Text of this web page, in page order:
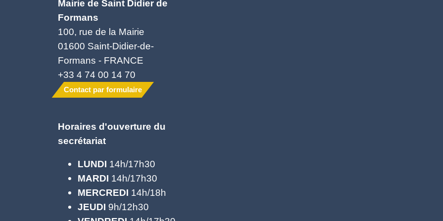
Mairie de Saint Didier de
Formans
100, rue de la Mairie
01600 Saint-Didier-de-
Formans - FRANCE
+33 4 74 00 14 70
Contact par formulaire
Horaires d'ouverture du
secrétariat
LUNDI 14h/17h30
MARDI 14h/17h30
MERCREDI 14h/18h
JEUDI 9h/12h30